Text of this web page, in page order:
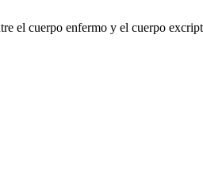
el cuerpo enfermo y el cuerpo